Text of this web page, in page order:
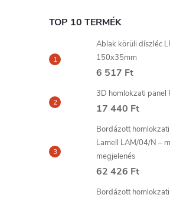
TOP 10 TERMÉK
Ablak körüli díszléc
150x35mm
6 517 Ft
3D homlokzati panel
17 440 Ft
Bordázott
Lamell LAM/04/N –
megjelenés
62 426 Ft
Bordázott